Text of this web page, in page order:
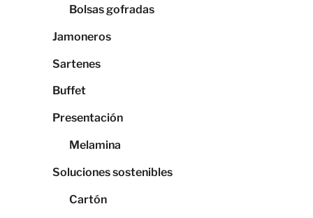
Bolsas gofradas
Jamoneros
Sartenes
Buffet
Presentación
Melamina
Soluciones sostenibles
Cartón